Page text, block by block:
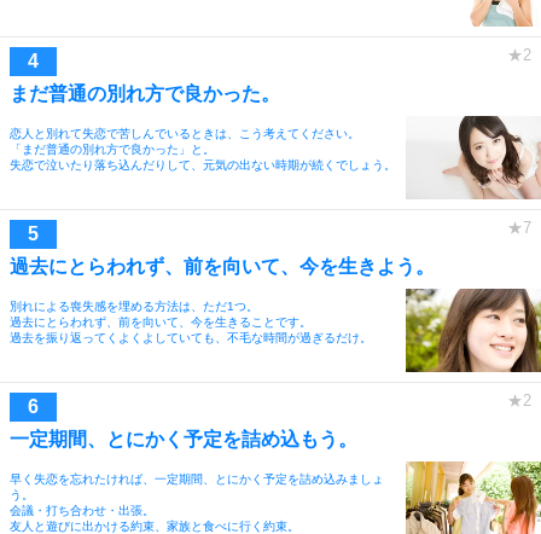
まだ普通の別れ方で良かった。
恋人と別れて失恋で苦しんでいるときは、こう考えてください。
「まだ普通の別れ方で良かった」と。
失恋で泣いたり落ち込んだりして、元気の出ない時期が続くでしょう。
過去にとらわれず、前を向いて、今を生きよう。
別れによる喪失感を埋める方法は、ただ1つ。
過去にとらわれず、前を向いて、今を生きることです。
過去を振り返ってくよくよしていても、不毛な時間が過ぎるだけ。
一定期間、とにかく予定を詰め込もう。
早く失恋を忘れたければ、一定期間、とにかく予定を詰め込みましょ
う。
会議・打ち合わせ・出張。
友人と遊びに出かける約束、家族と食べに行く約束。